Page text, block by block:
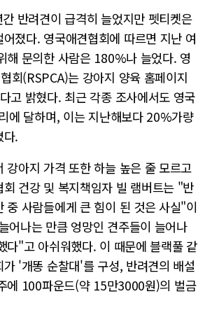
반려견이 급격히 늘었지만 펫티켓은
졌다. 영국애견협회에 따르면 지난 여
해 문의한 사람은 180%나 늘었다. 영
회(RSPCA)는 강아지 양육 홈페이지
고 밝혔다. 최근 각종 조사에서도 영국
에 달하며, 이는 지난해보다 20%가량
다.
강아지 가격 또한 하늘 높은 줄 모르고
건강 및 복지책임자 빌 램버트는 "반
중 사람들에게 큰 힘이 된 것은 사실"이
어나는 만큼 엉망인 견주들이 늘어나
다"고 아쉬워했다. 이 때문에 블랙풀 같
'개똥 순찰대'를 구성, 반려견의 배설
에 100파운드(약 15만3000원)의 벌금